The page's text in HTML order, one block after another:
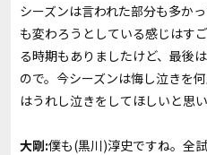
シーズンは言われた部分も多か
も変わろうとしている感じはす
る時期もありましたけど、最後
ので。今シーズンは悔し泣きを
はうれし泣きをしてほしいと思い
大剛:僕も(黒川)淳史ですね。全